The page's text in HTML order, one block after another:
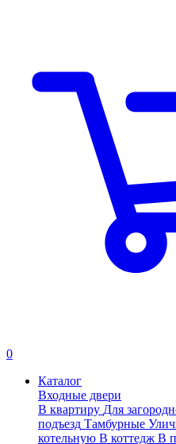
0
Каталог
Входные двери
В квартиру Для
подъезд Тамбурные
котельную В коттедж В